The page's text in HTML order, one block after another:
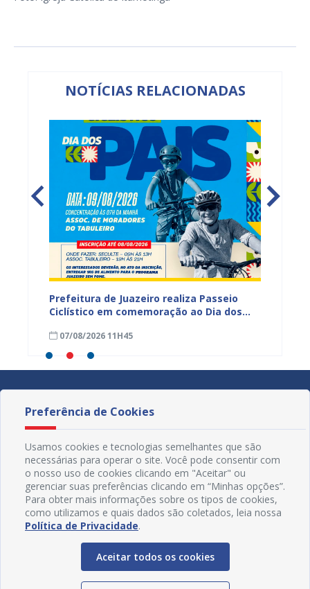
NOTÍCIAS RELACIONADAS
Prefeitura de Juazeiro realiza Passeio
Ciclístico em comemoração ao Dia dos
07/08/2026 11H45
Redes Sociais
Preferência de Cookies
Usamos cookies e tecnologias semelhantes que são
necessárias para operar o site. Você pode consentir com
o nosso uso de cookies clicando em "Aceitar" ou
gerenciar suas preferências clicando em “Minhas opções”.
Para obter mais informações sobre os tipos de cookies,
como utilizamos e quais dados são coletados, leia nossa
Política de Privacidade.
Aceitar todos os cookies